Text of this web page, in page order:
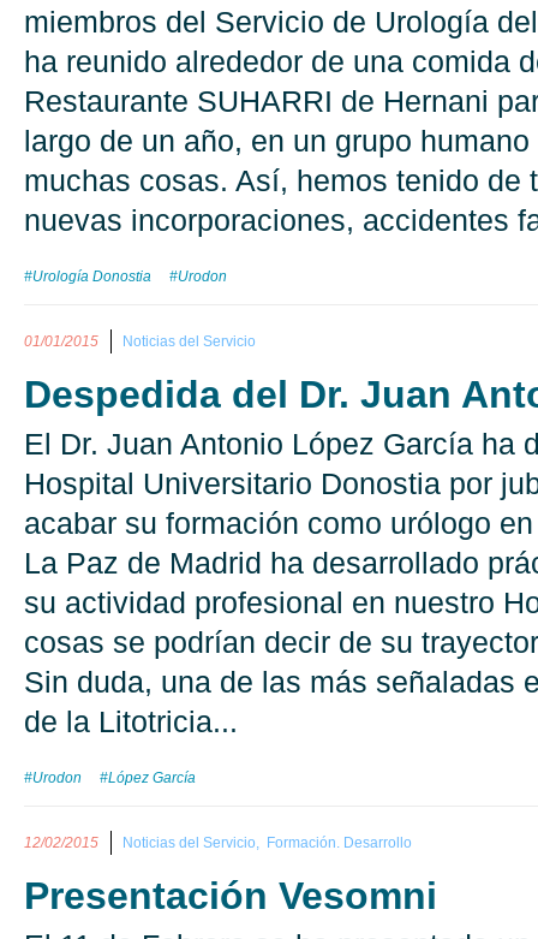
miembros del Servicio de Urología
ha reunido alrededor de una comida
Restaurante SUHARRI de Hernani
largo de un año, en un grupo
muchas cosas. Así, hemos tenido
nuevas incorporaciones, accidentes
#Urología Donostia #Urodon
01/01/2015 Noticias del Servicio
Despedida del Dr. Juan
El Dr. Juan Antonio López García ha
Hospital Universitario Donostia por
acabar su formación como urólogo
La Paz de Madrid ha desarrollado
su actividad profesional en nuestro
cosas se podrían decir de su
Sin duda, una de las más señaladas
de la Litotricia...
#Urodon #López García
12/02/2015 Noticias del Servicio, Formación. Desarrollo
Presentación Vesomni